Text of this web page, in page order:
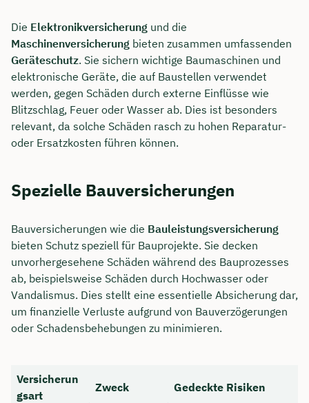
Die Elektronikversicherung und die
Maschinenversicherung bieten zusammen umfassenden
Geräteschutz. Sie sichern wichtige Baumaschinen und
elektronische Geräte, die auf Baustellen verwendet
werden, gegen Schäden durch externe Einflüsse wie
Blitzschlag, Feuer oder Wasser ab. Dies ist besonders
relevant, da solche Schäden rasch zu hohen Reparatur-
oder Ersatzkosten führen können.
Spezielle Bauversicherungen
Bauversicherungen wie die Bauleistungsversicherung
bieten Schutz speziell für Bauprojekte. Sie decken
unvorhergesehene Schäden während des Bauprozesses
ab, beispielsweise Schäden durch Hochwasser oder
Vandalismus. Dies stellt eine essentielle Absicherung dar,
um finanzielle Verluste aufgrund von Bauverzögerungen
oder Schadensbehebungen zu minimieren.
Versicherun
gsart
Zweck Gedeckte Risiken